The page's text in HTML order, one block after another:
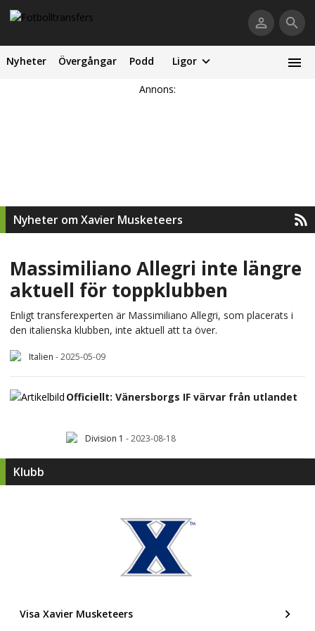
Nyheter Övergångar Podd Ligor
Annons:
Nyheter om Xavier Musketeers
Massimiliano Allegri inte längre
aktuell för toppklubben
Enligt transferexperten är Massimiliano Allegri, som placerats i
den italienska klubben, inte aktuell att ta över.
Italien -2025-05-09
Officiellt: Vänersborgs IF värvar från utlandet
Division 1 -2023-08-18
Klubb
Visa Xavier Musketeers